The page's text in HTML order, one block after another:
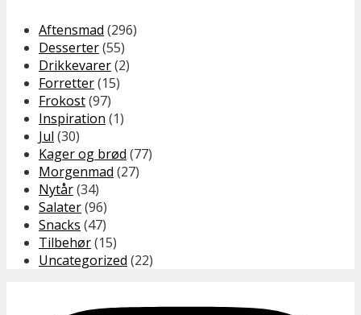
Aftensmad (296)
Desserter(55)
Drikkevarer(2)
Forretter(15)
Frokost(97)
Inspiration (1)
Jul (30)
Kager og brød (77)
Morgenmad (27)
Nytår(34)
Salater(96)
Snacks (47)
Tilbehør(15)
Uncategorized (22)